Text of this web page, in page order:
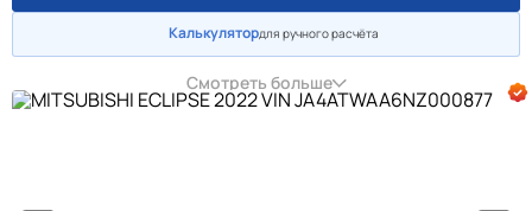
Калькулятордля ручного расчёта
Смотреть больше